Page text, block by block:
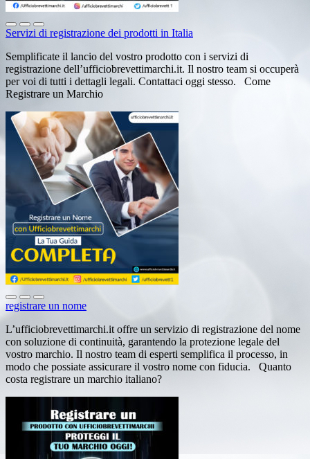
Servizi di registrazione dei prodotti in Italia
Semplificate il lancio del vostro prodotto con i servizi di
registrazione dell’ufficiobrevettimarchi.it. Il nostro team si occuperà
per voi di tutti i dettagli legali. Contattaci oggi stesso. Come
Registrare un Marchio
registrare un nome
L’ufficiobrevettimarchi.it offre un servizio di registrazione del nome
con soluzione di continuità, garantendo la protezione legale del
vostro marchio. Il nostro team di esperti semplifica il processo, in
modo che possiate assicurare il vostro nome con fiducia. Quanto
costa registrare un marchio italiano?